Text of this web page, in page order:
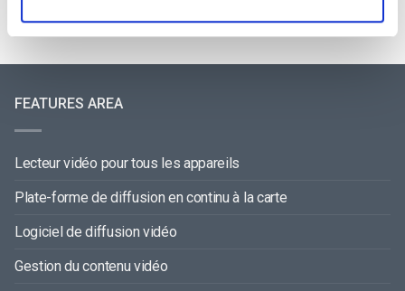
FEATURES AREA
Lecteur vidéo pour tous les appareils
Plate-forme de diffusion en continu à la carte
Logiciel de diffusion vidéo
Gestion du contenu vidéo